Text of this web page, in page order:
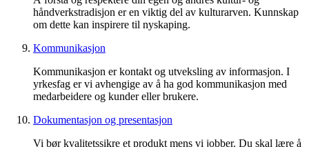
håndverkstradisjon er en viktig del av kulturarven. Kunnskap
om dette kan inspirere til nyskaping.
Kommunikasjon
Kommunikasjon er kontakt og utveksling av informasjon. I
yrkesfag er vi avhengige av å ha god kommunikasjon med
medarbeidere og kunder eller brukere.
Dokumentasjon og presentasjon
Vi bør kvalitetssikre et produkt mens vi jobber. Du skal lære å